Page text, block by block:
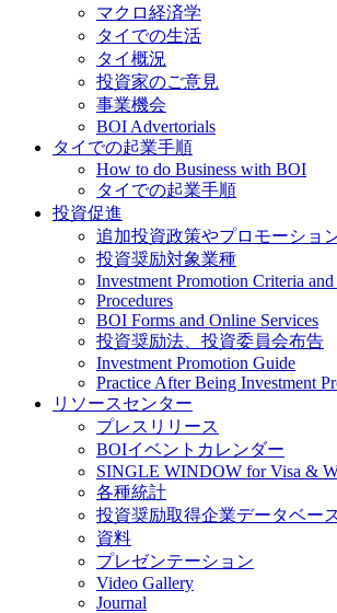
マクロ経済学
タイでの生活
タイ概況
投資家のご意見
事業機会
BOI Advertorials
タイでの起業手順
How to do Business with BOI
タイでの起業手順
投資促進
追加投資政策やプロモーショ
投資奨励対象業種
Investment Promotion Criteria
Procedures
BOI Forms and Online Services
投資奨励法、投資委員会布告
Investment Promotion Guide
Practice After Being Investment
リソースセンター
プレスリリース
BOIイベントカレンダー
SINGLE WINDOW for Visa &
各種統計
投資奨励取得企業データベー
資料
プレゼンテーション
Video Gallery
Journal